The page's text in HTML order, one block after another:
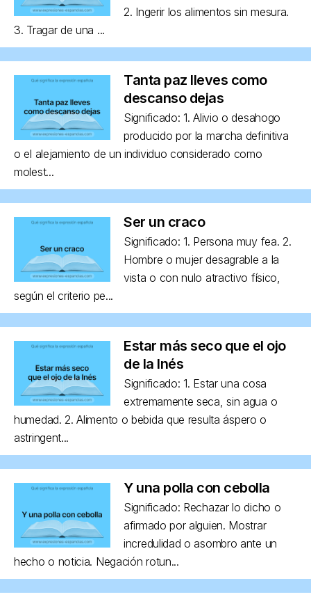
2. Ingerir los alimentos sin mesura.
3. Tragar de una ...
Tanta paz lleves como
descanso dejas
Significado: 1. Alivio o desahogo
producido por la marcha definitiva
o el alejamiento de un individuo considerado como
molest...
Ser un craco
Significado: 1. Persona muy fea. 2.
Hombre o mujer desagrable a la
vista o con nulo atractivo físico,
según el criterio pe...
Estar más seco que el ojo
de la Inés
Significado: 1. Estar una cosa
extremamente seca, sin agua o
humedad. 2. Alimento o bebida que resulta áspero o
astringent...
Y una polla con cebolla
Significado: Rechazar lo dicho o
afirmado por alguien. Mostrar
incredulidad o asombro ante un
hecho o noticia. Negación rotun...